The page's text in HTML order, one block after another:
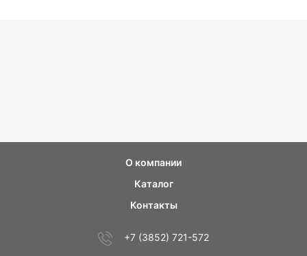
О компании
Каталог
Контакты
+7 (3852) 721-572